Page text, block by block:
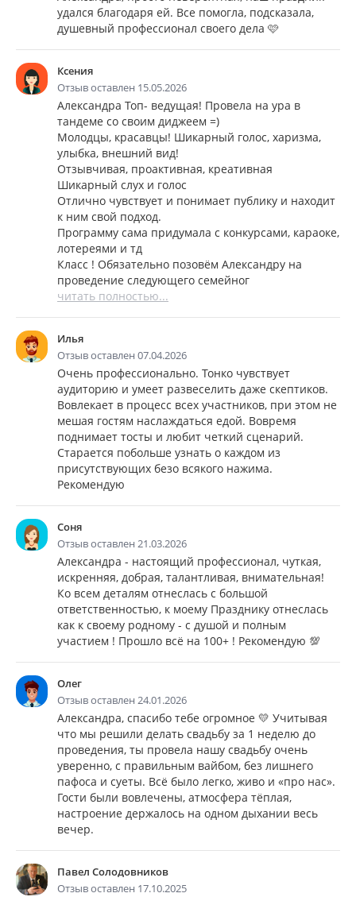
удался благодаря ей. Все помогла, подсказала,
душевный профессионал своего дела 🩷
Ксения
Отзыв оставлен 15.05.2026
Александра Топ- ведущая! Провела на ура в
тандеме со своим диджеем =)
Молодцы, красавцы! Шикарный голос, харизма,
улыбка, внешний вид!
Отзывчивая, проактивная, креативная
Шикарный слух и голос
Отлично чувствует и понимает публику и находит
к ним свой подход.
Программу сама придумала с конкурсами, караоке,
лотереями и тд
Класс ! Обязательно позовём Александру на
проведение следующего семейног
читать полностью...
Илья
Отзыв оставлен 07.04.2026
Очень профессионально. Тонко чувствует
аудиторию и умеет развеселить даже скептиков.
Вовлекает в процесс всех участников, при этом не
мешая гостям наслаждаться едой. Вовремя
поднимает тосты и любит четкий сценарий.
Старается побольше узнать о каждом из
присутствующих безо всякого нажима.
Рекомендую
Соня
Отзыв оставлен 21.03.2026
Александра - настоящий профессионал, чуткая,
искренняя, добрая, талантливая, внимательная!
Ко всем деталям отнеслась с большой
ответственностью, к моему Празднику отнеслась
как к своему родному - с душой и полным
участием ! Прошло всё на 100+ ! Рекомендую 💯
Олег
Отзыв оставлен 24.01.2026
Александра, спасибо тебе огромное 💛 Учитывая
что мы решили делать свадьбу за 1 неделю до
проведения, ты провела нашу свадьбу очень
уверенно, с правильным вайбом, без лишнего
пафоса и суеты. Всё было легко, живо и «про нас».
Гости были вовлечены, атмосфера тёплая,
настроение держалось на одном дыхании весь
вечер.
Павел Солодовников
Отзыв оставлен 17.10.2025